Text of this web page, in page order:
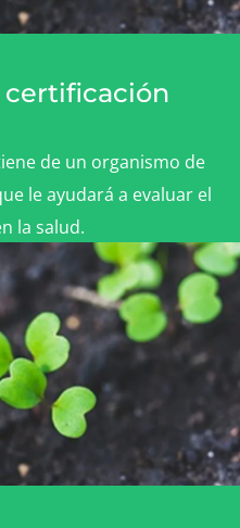
ambiente
certificación
de un organismo de
le ayudará a evaluar el
la salud.
CONTACTE A NUESTROS EXPERTOS